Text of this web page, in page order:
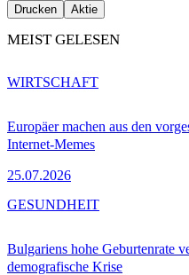
Drucken Aktie
MEIST GELESEN
Europäer machen aus den
Internet-Memes
25.07.2026
WIRTSCHAFT
Bulgariens hohe Geburtenrate
demografische Krise
GESUNDHEIT